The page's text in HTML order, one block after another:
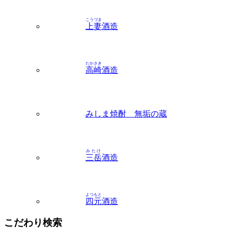
上妻
こうづま
酒造
高崎
たかさき
酒造
みしま焼酎 無垢の蔵
三岳
みたけ
酒造
四元
よつもと
酒造
こだわり検索